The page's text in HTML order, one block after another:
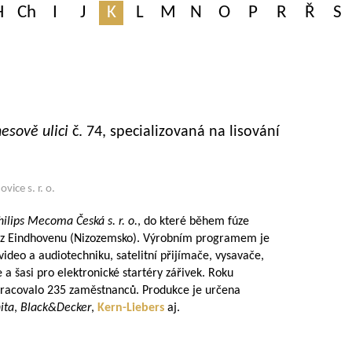
Ch I J K L M N O P R Ř S
ulici č. 74, specializovaná na lisování
s. r. o.
Mecoma Česká s. r. o., do které během fúze
z Eindhovenu (Nizozemsko). Výrobním programem je
a audiotechniku, satelitní přijímače, vysavače,
šasi pro elektronické startéry zářivek. Roku
235 zaměstnanců. Produkce je určena
, Black&Decker, Kern-Liebers aj.